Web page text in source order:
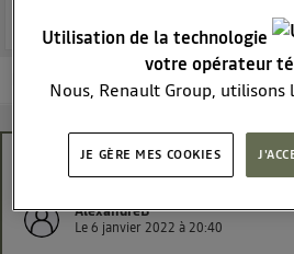
Les questions de la communauté Les
Duster : Eau dans l'habitacle
AlexandreB
Le6 janvier 2022 à20:40
Utilisation de la technologie
votre opérateur
Nous, Renault Group,
cette notice de
navigation sur
nos site(s)
télécom participant
JE GÈRE MES COOKIES